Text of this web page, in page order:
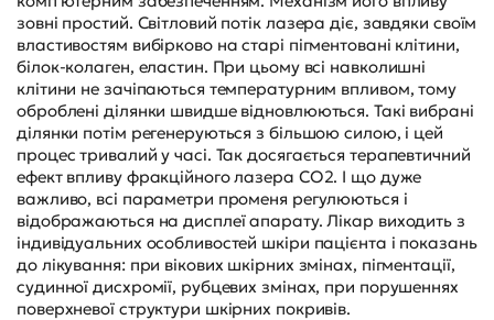
зовні простий. Світловий потік лазера діє, завдяки своїм
властивостям вибірково на старі пігментовані клітини,
білок-колаген, еластин. При цьому всі навколишні
клітини не зачіпаються температурним впливом, тому
оброблені ділянки швидше відновлюються. Такі вибрані
ділянки потім регенеруються з більшою силою, і цей
процес тривалий у часі. Так досягається терапевтичний
ефект впливу фракційного лазера СО2. І що дуже
важливо, всі параметри променя регулюються і
відображаються на дисплеї апарату. Лікар виходить з
індивідуальних особливостей шкіри пацієнта і показань
до лікування: при вікових шкірних змінах, пігментації,
судинної дисхромії, рубцевих змінах, при порушеннях
поверхневої структури шкірних покривів.